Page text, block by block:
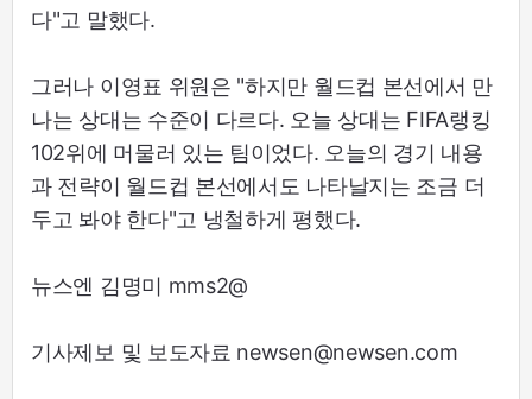
다"고 말했다.
그러나 이영표 위원은 "하지만 월드컵 본선에서 만
나는 상대는 수준이 다르다. 오늘 상대는 FIFA랭킹
102위에 머물러 있는 팀이었다. 오늘의 경기 내용
과 전략이 월드컵 본선에서도 나타날지는 조금 더
두고 봐야 한다"고 냉철하게 평했다.
뉴스엔 김명미 mms2@
기사제보 및 보도자료 newsen@newsen.com